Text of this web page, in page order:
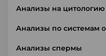
Анализы на цитологию
Анализы по системам
Анализы спермы